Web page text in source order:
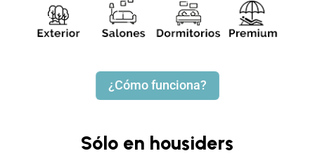
¿Cómo funciona?
Sólo en housiders